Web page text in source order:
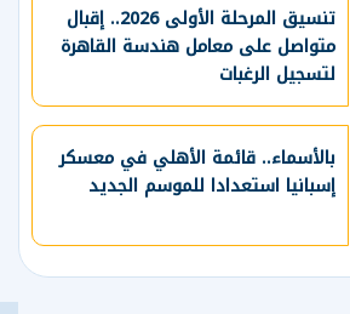
تنسيق المرحلة الأولى 2026.. إقبال
متواصل على معامل هندسة القاهرة
لتسجيل الرغبات
بالأسماء.. قائمة الأهلي في معسكر
إسبانيا استعدادا للموسم الجديد